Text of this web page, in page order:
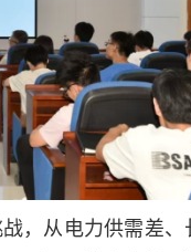
，从电力供需差